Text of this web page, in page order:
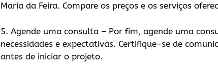
Maria da Feira. Compare os preços e os serviços
5. Agende uma consulta – Por fim, agende uma
necessidades e expectativas. Certifique-se de
antes de iniciar o projeto.